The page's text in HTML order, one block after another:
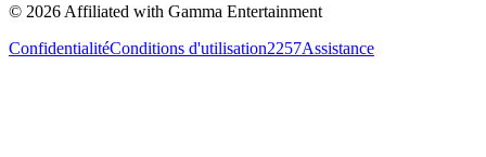
© 2026 Affiliated with Gamma Entertainment
ConfidentialitéConditions d'utilisation2257Assistance